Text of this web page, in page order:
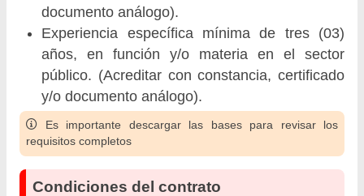
documento análogo).
Experiencia específica mínima de tres (03)
años, en función y/o materia en el sector
público. (Acreditar con constancia, certificado
y/o documento análogo).
Es importante descargar las bases para revisar los
requisitos completos
Condiciones del contrato